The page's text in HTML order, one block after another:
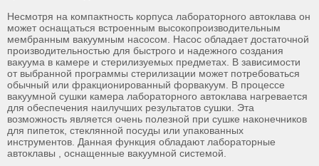
Несмотря на компактность корпуса лабораторного автоклава он
может оснащаться встроенным высокопроизводительным
мембранным вакуумным насосом. Насос обладает достаточной
производительностью для быстрого и надежного создания
вакуума в камере и стерилизуемых предметах. В зависимости
от выбранной программы стерилизации может потребоваться
обычный или фракционированный форвакуум. В процессе
вакуумной сушки камера лабораторного автоклава нагревается
для обеспечения наилучших результатов сушки. Эта
возможность является очень полезной при сушке наконечников
для пипеток, стеклянной посуды или упакованных
инструментов. Данная функция обладают лабораторные
автоклавы , оснащенные вакуумной системой.